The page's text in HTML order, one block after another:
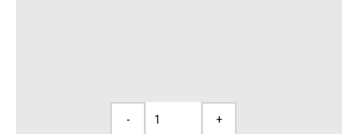
Kaasballetjes
- +